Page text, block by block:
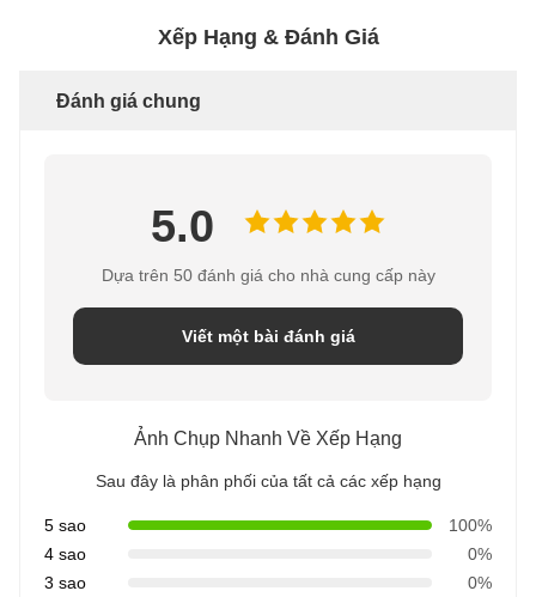
Xếp Hạng & Đánh Giá
Đánh giá chung
5.0
Dựa trên 50 đánh giá cho nhà cung cấp này
Viết một bài đánh giá
Ảnh Chụp Nhanh Về Xếp Hạng
Sau đây là phân phối của tất cả các xếp hạng
5 sao
100%
4 sao
0%
3 sao
0%